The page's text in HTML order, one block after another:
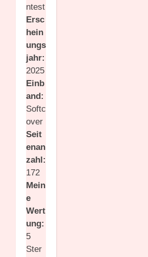
ntest
Ersc
hein
ungs
jahr:
2025
Einb
and:
Softc
over
Seit
enan
zahl:
172
Mein
e
Wert
ung:
5
Ster